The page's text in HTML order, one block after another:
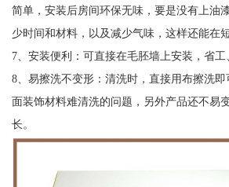
简单，安装后房间环保无味，要是没有上油
少时间和材料，以及减少气味，这样还能在
7、安装便利：可直接在毛胚墙上安装，省工
8、易擦洗不变形：清洗时，直接用布擦洗
面装饰材料难清洗的问题，另外产品还不易
长。